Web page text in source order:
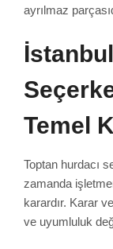
ayrılmaz
Temel
Toptan hurdacı
zamanda
karardır. Karar
ve uyumluluk